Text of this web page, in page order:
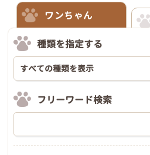
ワンちゃん
種類を指定する
フリーワード検索